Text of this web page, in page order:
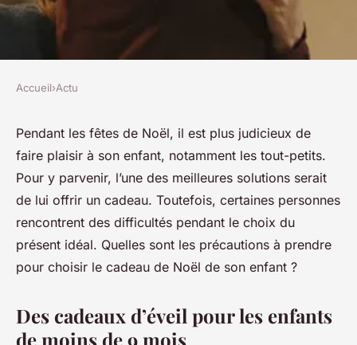
Quelques astuces pour offrir
un Cadeau de Noël à son
enfant
josèphe•25 novembre 2023• 2 min de lecture
Accueil›Actu
Pendant les fêtes de Noël, il est plus judicieux de
faire plaisir à son enfant, notamment les tout-petits.
Pour y parvenir, l’une des meilleures solutions serait
de lui offrir un cadeau. Toutefois, certaines personnes
rencontrent des difficultés pendant le choix du
présent idéal. Quelles sont les précautions à prendre
pour choisir le cadeau de Noël de son enfant ?
Des cadeaux d’éveil pour les enfants
de moins de 9 mois